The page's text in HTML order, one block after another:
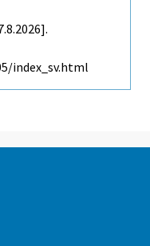
index_sv.html